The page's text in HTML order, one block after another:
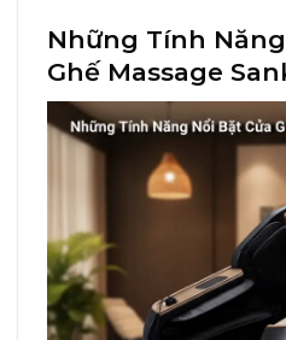
Những Tính
Ghế Massage